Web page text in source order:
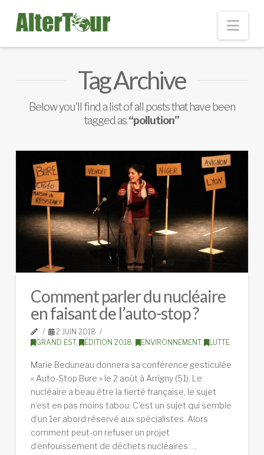
Tag Archive
Below you'll find a list of all posts that have been
tagged as“pollution”
Comment parler du nucléaire
en faisant de l’auto-stop ?
2 JUIN 2018
GRAND EST, ÉDITION 2018 ENVIRONNEMENT, LUTTE
Marie Beduneau donnera sa conférence gesticulée
« Auto-Stop Bure » le 2 août à Arrigny (51). Le
nucléaire a beau être la fierté française, le sujet
n’est en pas moins tabou. C’est un sujet qui semble
d’un 1er abord réservé aux spécialistes. Alors
comment peut-on refuser un projet
d’enfouissement de déchets nucléaires …